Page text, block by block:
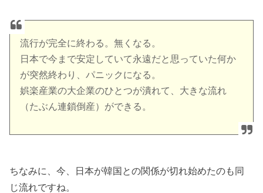
流行が完全に終わる。無くなる。
日本で今まで安定していて永遠だと思っていた何か
が突然終わり、パニックになる。
娯楽産業の大企業のひとつが潰れて、大きな流れ
（たぶん連鎖倒産）ができる。
ちなみに、今、日本が韓国との関係が切れ始めたのも同
じ流れですね。